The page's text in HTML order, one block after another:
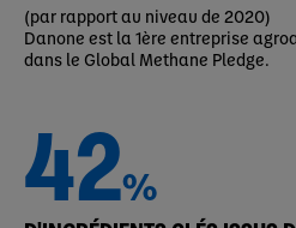
(par rapport au niveau de 2020)
Danone est la 1ère entreprise
dans le Global Methane Pledge.
42%